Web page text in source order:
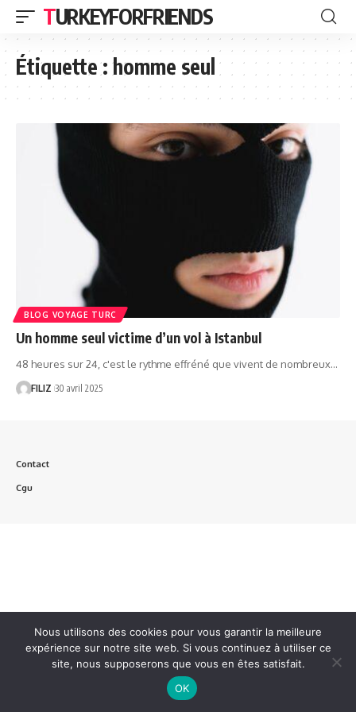
TURKEYFORFRIENDS
Étiquette :homme seul
BLOG VOYAGE TURC
Un homme seul victime d’un vol à Istanbul
48 heures sur 24, c'est le rythme effréné que vivent de nombreux…
FILIZ 30 avril 2025
Contact
Cgu
Nous utilisons des cookies pour vous garantir la meilleure
expérience sur notre site web. Si vous continuez à utiliser ce
site, nous supposerons que vous en êtes satisfait.
OK